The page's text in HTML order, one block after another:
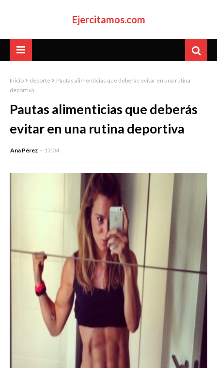
Ejercitamos.com
Inicio deporte
Pautas alimenticias que deberás evitar en una rutina
deportiva
Pautas alimenticias que deberás
evitar en una rutina deportiva
Ana Pérez 17:04